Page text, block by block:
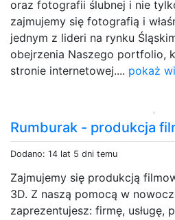
oraz fotografii ślubnej i nie
zajmujemy się fotografią i
jednym z lideri na rynku
obejrzenia Naszego portfolio,
stronie internetowej.... pokaż
Rumburak - produkcja
Dodano: 14 lat 5 dni temu
Zajmujemy się produkcją
3D. Z naszą pomocą w
zaprezentujesz: firmę, usługę,